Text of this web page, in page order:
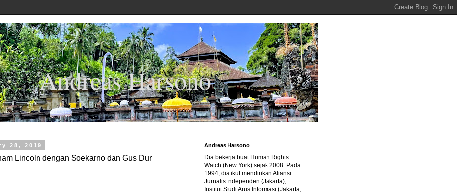
Andreas Harsono
28, 2019
Lincoln dengan Soekarno dan Gus Dur
Andreas Harsono
Dia bekerja buat Human Rights
Watch (New York) sejak 2008. Pada
1994, dia ikut mendirikan Aliansi
Jurnalis Independen (Jakarta),
Institut Studi Arus Informasi (Jakarta,